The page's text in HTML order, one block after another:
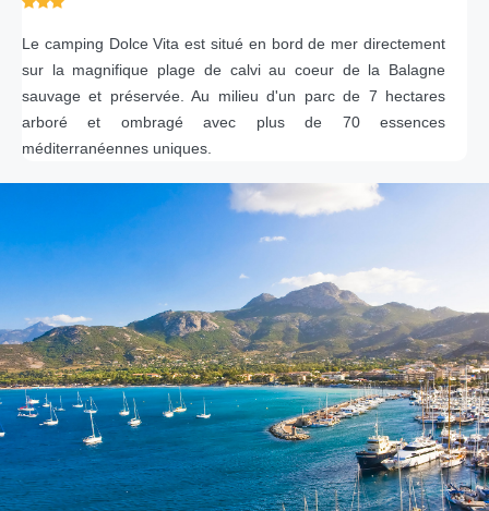
Le camping Dolce Vita est situé en bord de mer directement
sur la magnifique plage de calvi au coeur de la Balagne
sauvage et préservée. Au milieu d'un parc de 7 hectares
arboré et ombragé avec plus de 70 essences
méditerranéennes uniques.